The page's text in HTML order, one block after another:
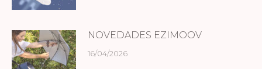
NOVEDADES EZIMOOV
16/04/2026